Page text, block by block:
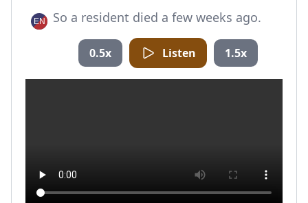
So a resident died a few weeks ago.
0.5x Listen 1.5x